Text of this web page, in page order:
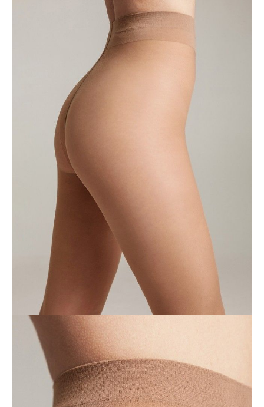
DODAJ DO KOSZYKA
Jak złożyć zamówienie
POWIADOM MNIE O DOSTĘPNOŚCI
ПОЛУЧИТЬ ПО EMAIL
darmowa od 99 zł
czas dostawy: 1-2 dni robocze
Paczkomaty InPost 24/7,
darmowa od 50 zł
czas dostawy: 1-2 dni robocze
Odbiór osobisty
w sklepie Conte (Łodz)
pn.- czw. 8:00 - 16:00, pt. 8:00 - 14:00
Opis produktu
Opinie
Pytania
O produkcie
Тонкие прозрачные эластичные колготки DRESS CODE с
эффектом «второй кожи» идеально облегают и маскируют мелкие
несовершенства кожи, оставаясь при этом незаметными на ногах.
• эффект «второй кожи»
• хлопковая ластовица